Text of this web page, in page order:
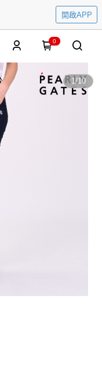
開啟APP
0
1/10